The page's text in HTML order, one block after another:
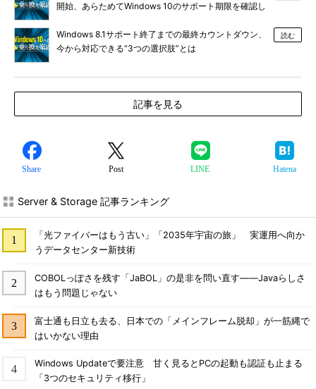
開始、あらためてWindows 10のサポート期限を確認し
Windows 8.1サポート終了までの最終カウントダウン、
今から対応できる“3つの選択肢”とは
読む
記事を見る
Share Post LINE Hatena
Server & Storage 記事ランキング
「光ファイバーはもう古い」「2035年宇宙の旅」 実運用へ向か
うデータセンター新技術
COBOLっぽさを残す「JaBOL」の是非を問い直す――Javaらしさ
はもう問題じゃない
富士通も日立も去る、日本での「メインフレーム脱却」が一筋縄で
はいかない理由
Windows Updateで要注意 甘く見るとPCの起動も認証も止まる
「3つのセキュリティ移行」